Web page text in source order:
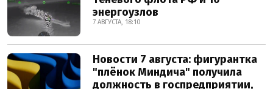
энергоузлов
7 АВГУСТА, 18:10
Новости 7 августа: фигурантка
"плёнок Миндича" получила
должность в госпредприятии,